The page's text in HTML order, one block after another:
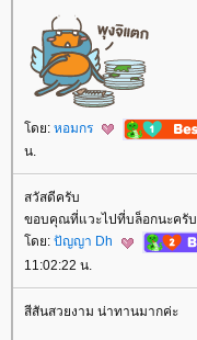
โดย: หอมกร
น.
สวัสดีครับ
ขอบคุณที่แวะไปที่บล็อกนะครับ
โดย: ปัญญา Dh
11:02:22 น.
สีสันสวยงาม น่าทานมากค่ะ